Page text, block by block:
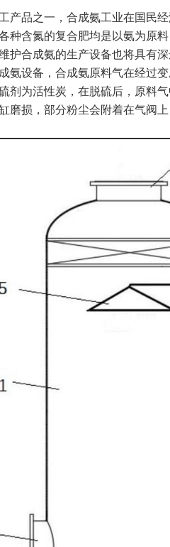
产品之一，合成氨工业在国民
种含氮的复合肥均是以氨为原
护合成氨的生产设备也将具有深
氨设备，合成氨原料气在经过
剂为活性炭，在脱硫后，原料
磨损，部分粉尘会附着在气阀